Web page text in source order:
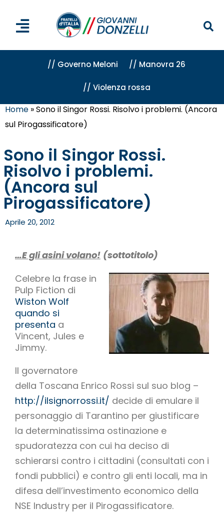
// Governo Meloni // Manovra 26
// Violenza rossa
Home »Sono il Singor Rossi. Risolvo i problemi. (Ancora
sul Pirogassificatore)
Sono il Singor Rossi.
Risolvo i problemi.
(Ancora sul
Pirogassificatore)
Aprile 20, 2012
…E gli asini volano! (sottotitolo)
Celebre la frase in
Pulp Fiction di
Wiston Wolf
quando si
presenta a
Vincent, Jules e
Jimmy.
Il governatore
della Toscana Enrico Rossi sul suo blog –
http://ilsignorrossi.it/ decide di emulare il
personaggio di Tarantino per giustificare
la determinatissima ostinazione e
spudoratezza con cui ha deciso di
schierarsi contro i cittadini (consultati con i
fondi pubblici) e contro gli enti locali, ma in
difesa dell’investimento economico della
NSE Industry per il Pirogassificatore.